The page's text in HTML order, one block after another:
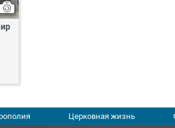
Церковная жизнь